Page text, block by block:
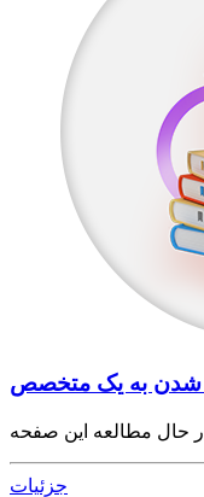
شدن به یک متخصص
جزئیات